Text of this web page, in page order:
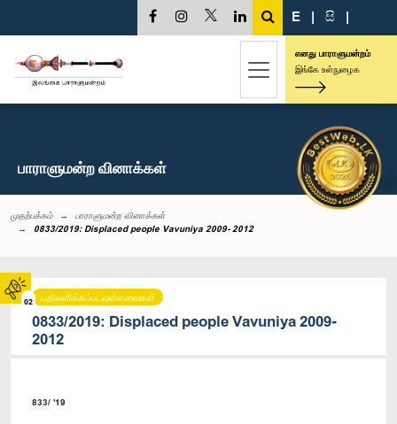
02
E | සි |
எனது பாராளுமன்றம்
இங்கே உள்நுழைக
பாராளுமன்ற வினாக்கள்
முதற்பக்கம்
பாராளுமன்ற வினாக்கள்
0833/2019: Displaced people Vavuniya 2009- 2012
பதிலளிக்கப்படவுள்ளவைகள்
0833/2019: Displaced people Vavuniya 2009-
2012
833/ '19